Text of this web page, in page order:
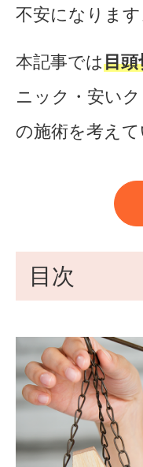
不安になります
本記事では目頭
ニック・安い
の施術を考え
目次